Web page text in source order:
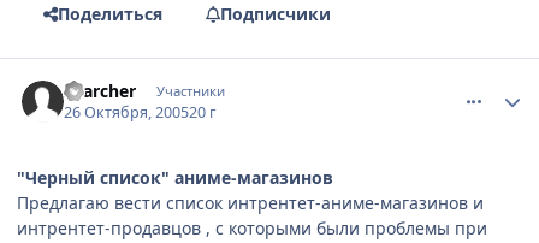
Поделиться Подписчики
Searcher Участники
26 Октября, 200520 г
"Черный список" аниме-магазинов
Предлагаю вести список интрентет-аниме-магазинов и
интрентет-продавцов , с которыми были проблемы при